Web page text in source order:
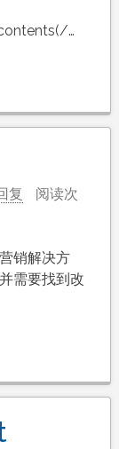
…
复
阅读次
销解决方
需要找到改